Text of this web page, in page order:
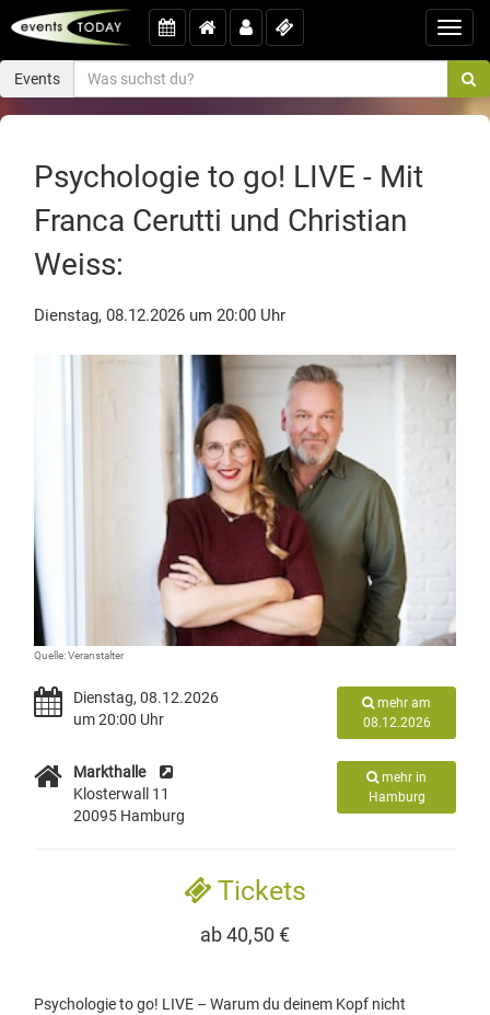
Events
Psychologie to go! LIVE - Mit
Franca Cerutti und Christian
Weiss:
Dienstag, 08.12.2026 um 20:00 Uhr
Quelle: Veranstalter
Dienstag, 08.12.2026
um 20:00 Uhr
mehr am
08.12.2026
Markthalle
Klosterwall 11
20095 Hamburg
mehr in
Hamburg
Tickets
ab 40,50 €
Psychologie to go! LIVE – Warum du deinem Kopf nicht